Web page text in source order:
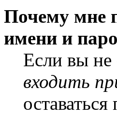
Почему мне
имени и
Если вы
входить